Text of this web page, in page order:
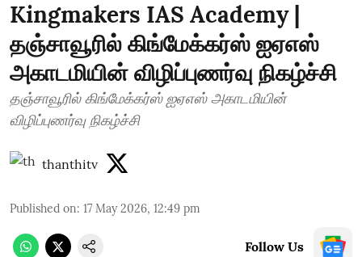
Kingmakers IAS Academy |
தஞ்சாவூரில் கிங்மேக்கர்ஸ் ஐஏஎஸ்
அகாடமியின் விழிப்புணர்வு நிகழ்ச்சி
தஞ்சாவூரில் கிங்மேக்கர்ஸ் ஐஏஎஸ் அகாடமியின்
விழிப்புணர்வு நிகழ்ச்சி
thanthitv
Published on: 17 May 2026, 12:49 pm
Follow Us